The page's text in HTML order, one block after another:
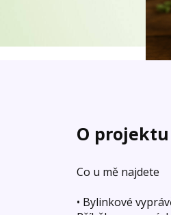
O projektu
Co u mě najdete
• Bylinkové